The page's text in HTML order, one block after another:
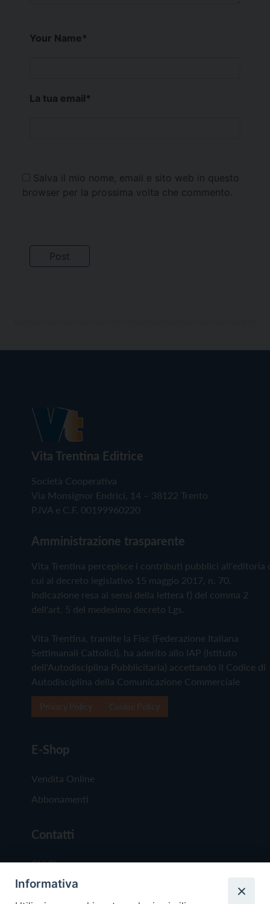
Your Name*
La tua email*
Salva il mio nome, email e sito web in questo
browser per la prossima volta che commento.
Vita Trentina Editrice
Società Cooperativa
Via Monsignor Endrici, 14 – 38122 Trento
P.IVA e C.F. 00199960220
Amministrazione trasparente
Vita Trentina percepisce i contributi pubblici all'editoria
cui al decreto legislativo 15 maggio 2017, n. 70.
Indicazione resa ai sensi della lettera f) del comma 2
dell'art. 5 del medesimo decreto Lgs.
Vita Trentina, tramite la Fisc (Federazione Italiana
Settimanali Cattolici), ha aderito allo IAP (Istituto
dell'Autodisciplina Pubblicitaria) accettando il Codice di
Autodisciplina della Comunicazione Commerciale
E-Shop
Vendita Online
Abbonamenti
Contatti
Chi Siamo
Redazione
Informativa